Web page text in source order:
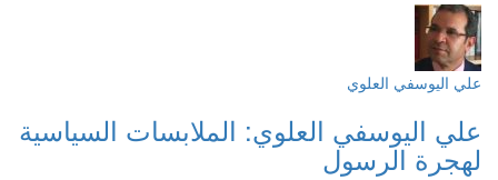
علي اليوسفي العلوي
علي اليوسفي العلوي: الملابسات السياسية
لهجرة الرسول